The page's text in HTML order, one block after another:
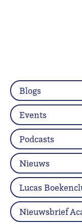
Blogs
Events
Podcasts
Nieuws
Lucas
Nieuwsbrief